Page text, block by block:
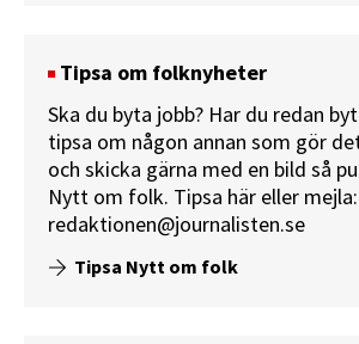
Tipsa om folknyheter
Ska du byta jobb? Har du redan
tipsa om någon annan som gör
och skicka gärna med en bild så
Nytt om folk. Tipsa här eller mejla:
redaktionen@journalisten.se
Tipsa Nytt om folk